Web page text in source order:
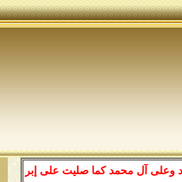
كما صليت على إبراهيم وعلى آل